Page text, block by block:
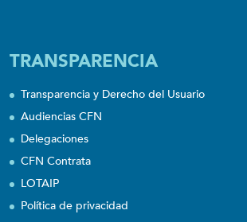
TRANSPARENCIA
Transparencia y Derecho del Usuario
Audiencias CFN
Delegaciones
CFN Contrata
LOTAIP
Política de privacidad